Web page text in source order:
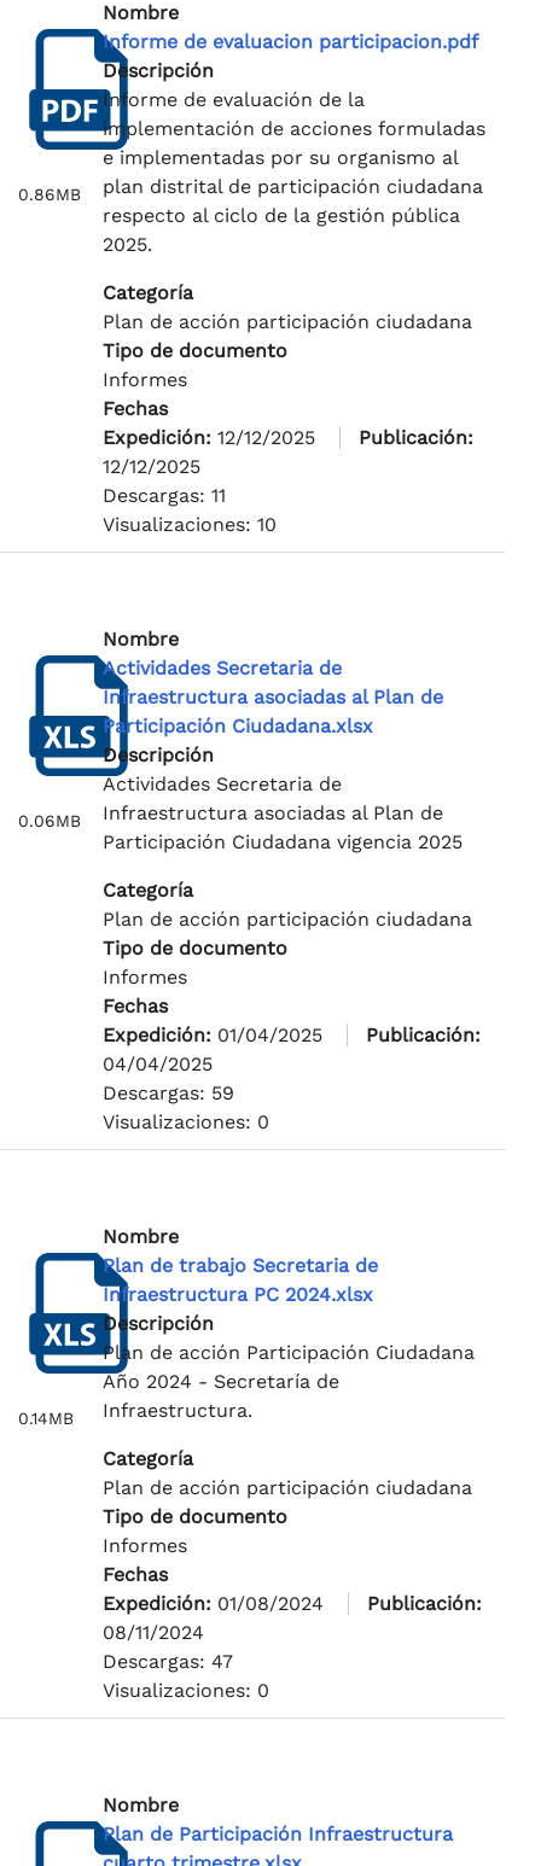
0.86MB
Nombre
Informe de evaluacion participacion.pdf
Descripción
Informe de evaluación de la
implementación de acciones formuladas
e implementadas por su organismo al
plan distrital de participación ciudadana
respecto al ciclo de la gestión pública
2025.
Categoría
Plan de acción participación ciudadana
Tipo de documento
Informes
Fechas
Expedición: 12/12/2025
Publicación:
12/12/2025
Descargas: 11
Visualizaciones: 10
0.06MB
Nombre
Actividades Secretaria de
Infraestructura asociadas al Plan de
Participación Ciudadana.xlsx
Descripción
Actividades Secretaria de
Infraestructura asociadas al Plan de
Participación Ciudadana vigencia 2025
Categoría
Plan de acción participación ciudadana
Tipo de documento
Informes
Fechas
Expedición: 01/04/2025
Publicación:
04/04/2025
Descargas: 59
Visualizaciones: 0
0.14MB
Nombre
Plan de trabajo Secretaria de
Infraestructura PC 2024.xlsx
Descripción
Plan de acción Participación Ciudadana
Año 2024 - Secretaría de
Infraestructura.
Categoría
Plan de acción participación ciudadana
Tipo de documento
Informes
Fechas
Expedición: 01/08/2024
Publicación:
08/11/2024
Descargas: 47
Visualizaciones: 0
Nombre
Plan de Participación Infraestructura